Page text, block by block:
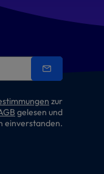
zur
gelesen und
einverstanden.